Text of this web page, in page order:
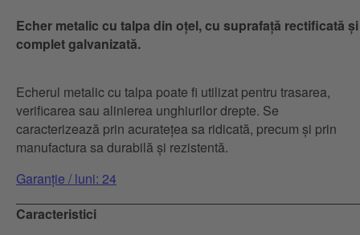
Echer metalic cu talpa din oțel, cu suprafață rectificată și
complet galvanizată.
Echerul metalic cu talpa poate fi utilizat pentru trasarea,
verificarea sau alinierea unghiurilor drepte. Se
caracterizează prin acuratețea sa ridicată, precum și prin
manufactura sa durabilă și rezistentă.
Garanție / luni: 24
Caracteristici